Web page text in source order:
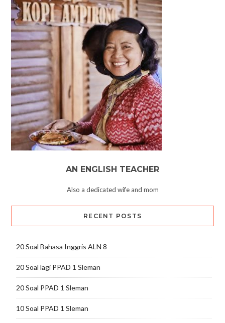
AN ENGLISH TEACHER
Also a dedicated wife and mom
RECENT POSTS
20 Soal Bahasa Inggris ALN 8
20 Soal lagi PPAD 1 Sleman
20 Soal PPAD 1 Sleman
10 Soal PPAD 1 Sleman